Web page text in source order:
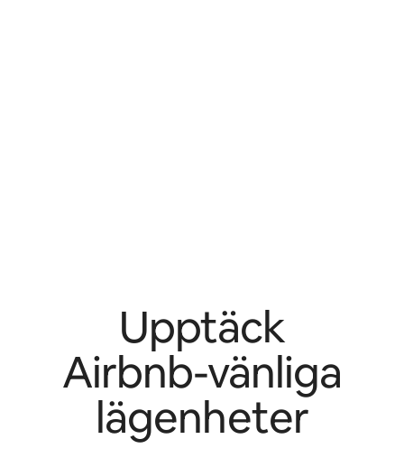
Upptäck
Airbnb-vänliga
lägenheter